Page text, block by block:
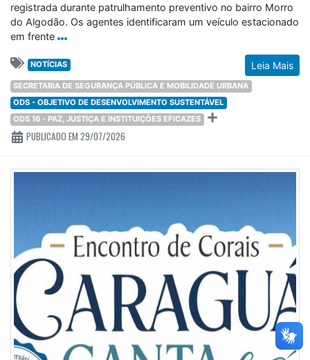
registrada durante patrulhamento preventivo no bairro Morro
do Algodão. Os agentes identificaram um veículo estacionado
em frente
Leia Mais
NOTÍCIAS
SECRETARIA DE SEGURANÇA PÚBLICA E MOBILIDADE URBANA
ODS - OBJETIVO DE DESENVOLVIMENTO SUSTENTÁVEL
ODS 16 - PAZ, JUSTIÇA E INSTITUIÇÕES EFICAZES
PUBLICADO EM 29/07/2026